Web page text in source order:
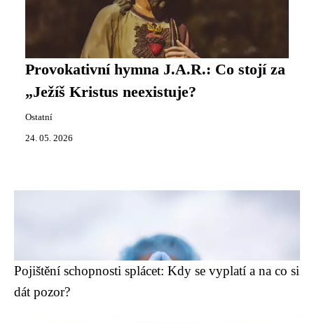
Provokativní hymna J.A.R.: Co stojí za
„Ježíš Kristus neexistuje?
Ostatní
24. 05. 2026
Pojištění schopnosti splácet: Kdy se vyplatí a na co si
dát pozor?